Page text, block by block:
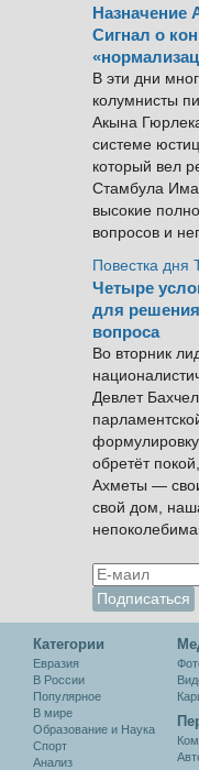
Назначение
Сигнал о
В эти дни
колумнисты
Акына
системе
который вел
Стамбула
высокие
вопросов и
Повестка дня
Четыре
для
вопроса
Во вторник
Девлет
обретёт
Ахметы —
свой дом,
Категории
Евразия
В России
Популярное
В мире
Образование и Наука
Спорт
Анализ